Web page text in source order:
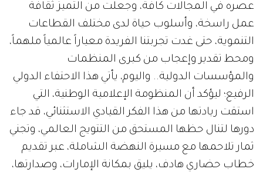
عصره في المجالات كافة، وجعلت من التميز ثقافة
عمل راسخة، وأسلوب حياة لدى مختلف القطاعات
التنموية، حتى غدت تجربتنا الفريدة معياراً عالمياً ملهماً،
ومحط تقدير وإعجاب من كبرى المنظمات
والمؤسسات الدولية.. واليوم، يأتي هذا الاحتفاء الدولي
الرفيع؛ ليؤكد أن المنظومة الإعلامية الوطنية، التي
استقت ريادتها من هذا الفكر القيادي الاستثنائي، قد جاء
دورها لتنال حظها المستحق من التتويج العالمي، وتجني
ثمار تلاحمها مع مسيرة النهضة الشاملة، عبر تقديم
خطاب حضاري هادف، يليق بمكانة الإمارات، وصدارتها،